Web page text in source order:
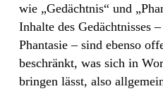
wie „Gedächtnis“ und
Inhalte des Gedächtnisses
Phantasie – sind ebenso
beschränkt, was sich in
bringen lässt, also